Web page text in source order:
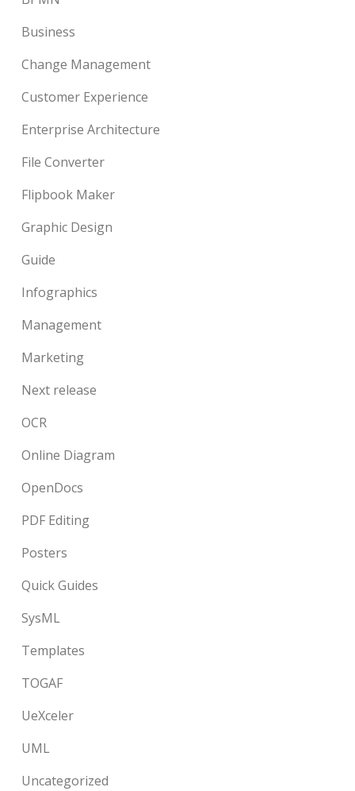
Business
Change Management
Customer Experience
Enterprise Architecture
File Converter
Flipbook Maker
Graphic Design
Guide
Infographics
Management
Marketing
Next release
OCR
Online Diagram
OpenDocs
PDF Editing
Posters
Quick Guides
SysML
Templates
TOGAF
UeXceler
UML
Uncategorized